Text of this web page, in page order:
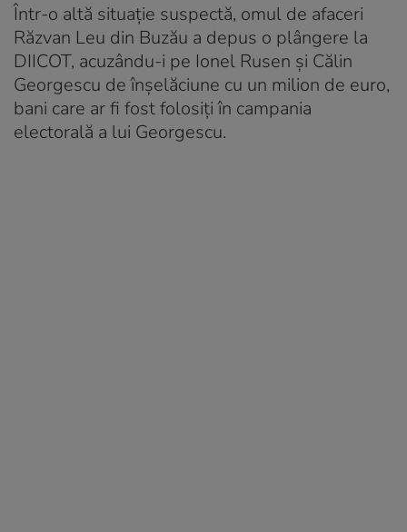
Într-o altă situație suspectă, omul de afaceri
Răzvan Leu din Buzău a depus o plângere la
DIICOT, acuzându-i pe Ionel Rusen și Călin
Georgescu de înșelăciune cu un milion de euro,
bani care ar fi fost folosiți în campania
electorală a lui Georgescu.